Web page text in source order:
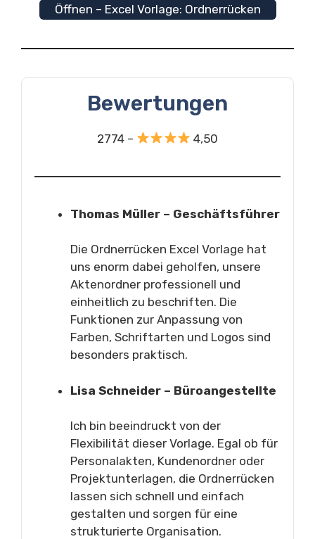
Öffnen – Excel Vorlage: Ordnerrücken
Bewertungen
2774 – 4,50
Thomas Müller – Geschäftsführer
Die Ordnerrücken Excel Vorlage hat
uns enorm dabei geholfen, unsere
Aktenordner professionell und
einheitlich zu beschriften. Die
Funktionen zur Anpassung von
Farben, Schriftarten und Logos sind
besonders praktisch.
Lisa Schneider – Büroangestellte
Ich bin beeindruckt von der
Flexibilität dieser Vorlage. Egal ob für
Personalakten, Kundenordner oder
Projektunterlagen, die Ordnerrücken
lassen sich schnell und einfach
gestalten und sorgen für eine
strukturierte Organisation.